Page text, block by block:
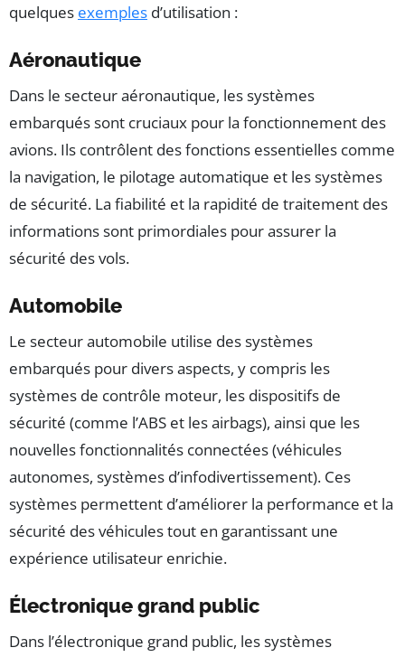
quelques exemples d’utilisation :
Aéronautique
Dans le secteur aéronautique, les systèmes
embarqués sont cruciaux pour la fonctionnement des
avions. Ils contrôlent des fonctions essentielles comme
la navigation, le pilotage automatique et les systèmes
de sécurité. La fiabilité et la rapidité de traitement des
informations sont primordiales pour assurer la
sécurité des vols.
Automobile
Le secteur automobile utilise des systèmes
embarqués pour divers aspects, y compris les
systèmes de contrôle moteur, les dispositifs de
sécurité (comme l’ABS et les airbags), ainsi que les
nouvelles fonctionnalités connectées (véhicules
autonomes, systèmes d’infodivertissement). Ces
systèmes permettent d’améliorer la performance et la
sécurité des véhicules tout en garantissant une
expérience utilisateur enrichie.
Électronique grand public
Dans l’électronique grand public, les systèmes